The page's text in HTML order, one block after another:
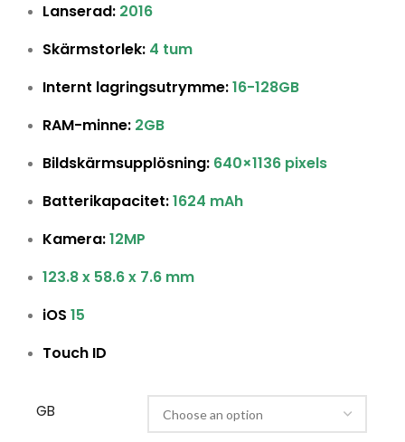
Lanserad: 2016
Skärmstorlek: 4 tum
Internt lagringsutrymme:16-128GB
RAM-minne: 2GB
Bildskärmsupplösning: 640×1136 pixels
Batterikapacitet:1624 mAh
Kamera:12MP
123.8 x 58.6 x 7.6 mm
iOS 15
Touch ID
GB